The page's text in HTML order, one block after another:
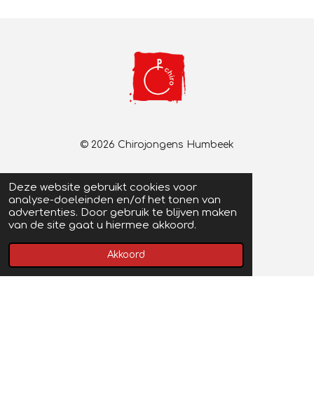
Deze website gebruikt cookies voor
analyse-doeleinden en/of het tonen van
advertenties. Door gebruik te blijven maken
van de site gaat u hiermee akkoord.
Akkoord
© 2026 Chirojongens Humbeek